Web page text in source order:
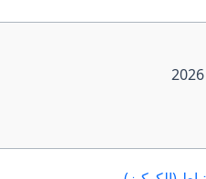
حقوق الطبع والنشر محفوظة لصاحب الكتاب © 2026